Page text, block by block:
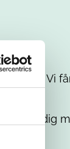
inte. Vi
vi dig